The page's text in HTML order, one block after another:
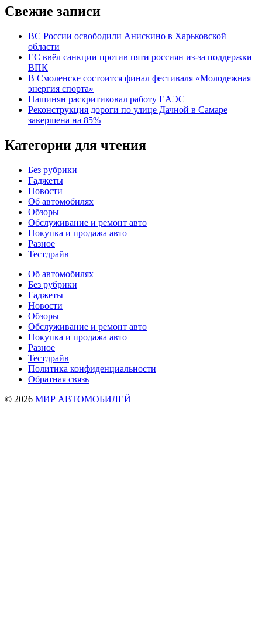
Свежие записи
ВС России освободили Анискино в Харьковской
области
ЕС ввёл санкции против пяти россиян из-за поддержки
ВПК
В Смоленске состоится финал фестиваля «Молодежная
энергия спорта»
Пашинян раскритиковал работу ЕАЭС
Реконструкция дороги по улице Дачной в Самаре
завершена на 85%
Категории для чтения
Без рубрики
Гаджеты
Новости
Об автомобилях
Обзоры
Обслуживание и ремонт авто
Покупка и продажа авто
Разное
Тестдрайв
Об автомобилях
Без рубрики
Гаджеты
Новости
Обзоры
Обслуживание и ремонт авто
Покупка и продажа авто
Разное
Тестдрайв
Политика конфиденциальности
Обратная связь
© 2026 МИР АВТОМОБИЛЕЙ